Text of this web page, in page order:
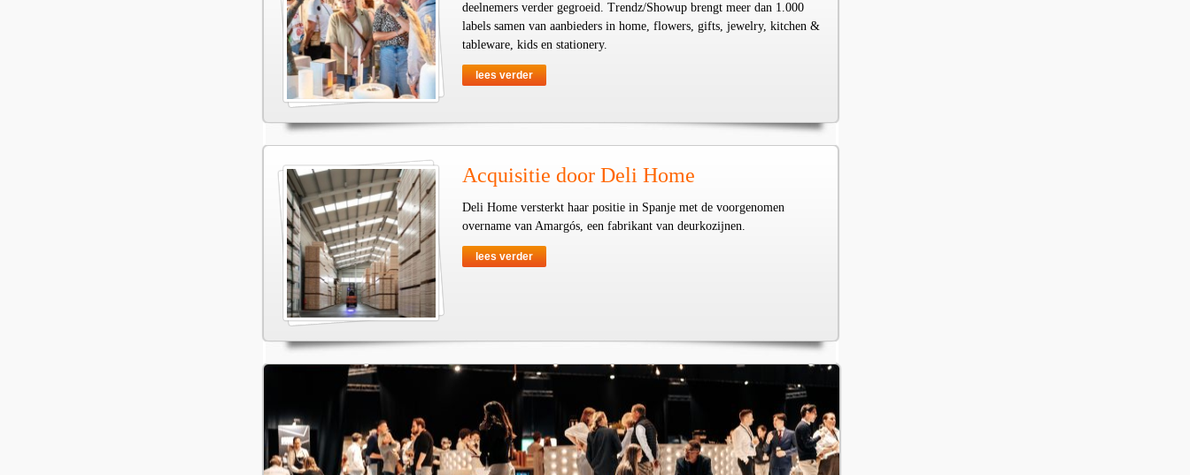
deelnemers verder gegroeid. Trendz/Showup brengt meer dan 1.000
labels samen van aanbieders in home, flowers, gifts, jewelry, kitchen &
tableware, kids en stationery.
lees verder
Acquisitie door Deli Home
Deli Home versterkt haar positie in Spanje met de voorgenomen
overname van Amargós, een fabrikant van deurkozijnen.
lees verder